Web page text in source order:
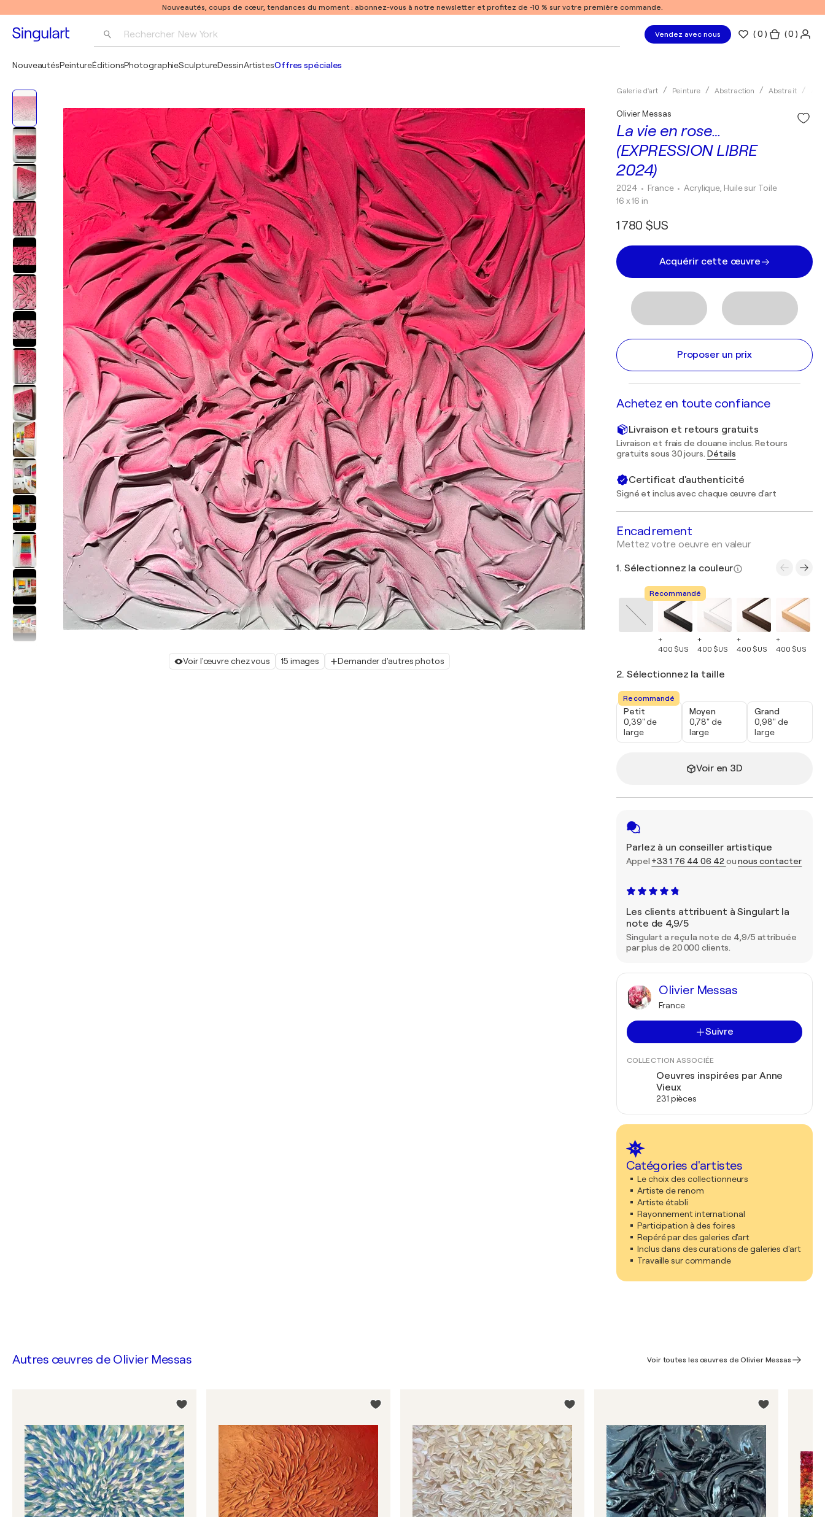
Nouveautés, coups de cœur, tendances du moment : abonnez-vous à notre newsletter et profitez de -10 % sur votre première commande.
Rechercher New York
Pablo Picasso
Vendez avec nous (0 ) ( 0 )
NouveautésPeintureÉditionsPhotographieSculptureDessinArtistesOffres spéciales
Voir l'œuvre chez vous 15 images Demander d'autres photos
Galerie d'art Peinture Abstraction Abstrait
La vie en rose…
(EXPRESSION LIBRE
2024)
Olivier Messas
2024 • France •Acrylique, Huile sur Toile
16 x 16 in
1 780 $US
Acquérir cette œuvre
Proposer un prix
Achetez en toute confiance
Livraison et retours gratuits
Livraison et frais de douane inclus. Retours
gratuits sous 30 jours. Détails
Certificat d'authenticité
Signé et inclus avec chaque œuvre d'art
Encadrement
Mettez votre oeuvre en valeur
1. Sélectionnez la couleur
Recommandé
+
400 $US
+
400 $US
+
400 $US
+
400 $US
2. Sélectionnez la taille
Recommandé
Petit
0,39" de
large
Moyen
0,78" de
large
Grand
0,98" de
large
Voir en 3D
Parlez à un conseiller artistique
Appel +33 1 76 44 06 42 ounous contacter
Les clients attribuent à Singulart la
note de 4,9/5
Singulart a reçu la note de 4,9/5 attribuée
par plus de 20 000 clients.
Olivier Messas
France
Suivre
COLLECTION ASSOCIÉE
Oeuvres inspirées par Anne
Vieux
231 pièces
Catégories d'artistes
Le choix des collectionneurs
Artiste de renom
Artiste établi
Rayonnement international
Participation à des foires
Repéré par des galeries d'art
Inclus dans des curations de galeries d'art
Travaille sur commande
Autres œuvres de Olivier Messas Voir toutes les œuvres de Olivier Messas